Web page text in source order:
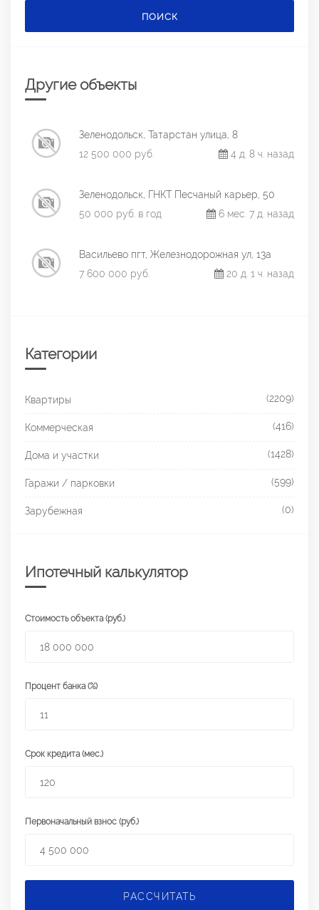
ПОИСК
Другие объекты
Зеленодольск, Татарстан улица, 8
12 500 000 руб.
4 д. 8 ч. назад
Зеленодольск, ГНКТ Песчаный карьер, 50
50 000 руб. в год
6 мес. 7 д. назад
Васильево пгт, Железнодорожная ул, 13а
7 600 000 руб.
20 д. 1 ч. назад
Категории
Квартиры (2209)
Коммерческая (416)
Дома и участки (1428)
Гаражи / парковки (599)
Зарубежная (0)
Ипотечный калькулятор
Стоимость объекта (руб.)
Процент банка (%)
Срок кредита (мес.)
Первоначальный взнос (руб.)
РАССЧИТАТЬ